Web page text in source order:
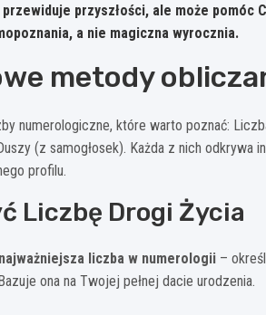
przyszłości, ale może
a nie magiczna wyrocznia.
metody
numerologiczne, które warto poznać:
(z samogłosek). Każda z nich
profilu.
Liczbę Drogi Życia
liczba w numerologii –
ona na Twojej pełnej dacie urodzenia.